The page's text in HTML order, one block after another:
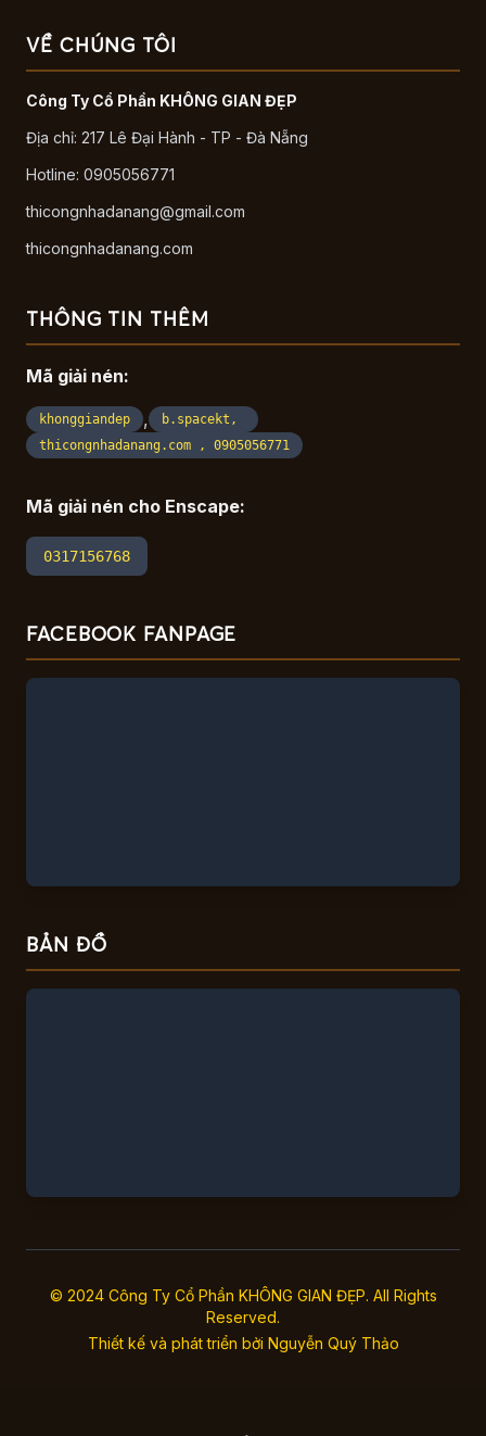
VỀ CHÚNG TÔI
Công Ty Cổ Phần KHÔNG GIAN ĐẸP
Địa chỉ: 217 Lê Đại Hành - TP - Đà Nẵng
Hotline: 0905056771
thicongnhadanang@gmail.com
thicongnhadanang.com
THÔNG TIN THÊM
Mã giải nén:
khonggiandep ,
b.spacekt,
thicongnhadanang.com , 0905056771
Mã giải nén cho Enscape:
0317156768
FACEBOOK FANPAGE
BẢN ĐỒ
© 2024 Công Ty Cổ Phần KHÔNG GIAN ĐẸP. All Rights
Reserved.
Thiết kế và phát triển bởi Nguyễn Quý Thảo